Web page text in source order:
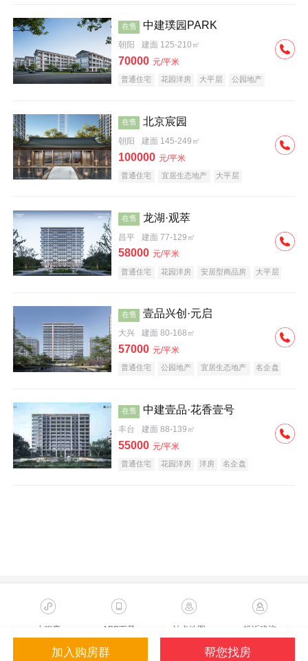
在售 中建璞园PARK
朝阳 建面 125-210㎡
70000 元/平米
普通住宅 花园洋房 大平层
公园地产
在售 北京宸园
朝阳 建面 145-249㎡
100000 元/平米
普通住宅 宜居生态地产 大平层
在售 龙湖·观萃
昌平 建面 77-129㎡
58000 元/平米
普通住宅 花园洋房 安居型商品房
大平层
在售 壹品兴创·元启
大兴 建面 80-168㎡
57000 元/平米
普通住宅 公园地产 宜居生态地产 名企盘
在售 中建壹品·花香壹号
丰台 建面 88-139㎡
55000 元/平米
普通住宅 花园洋房 洋房 名企盘
加入购房群 帮您找房
小程序 APP下载 站点地图 投诉建议